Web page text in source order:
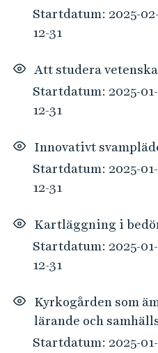
Startdatum: 2025-
12-31
Att studera
Startdatum: 2025-
12-31
Innovativt
Startdatum: 2025-
12-31
Kartläggning i
Startdatum: 2025-
12-31
Kyrkogården som
lärande och
Startdatum: 2025-